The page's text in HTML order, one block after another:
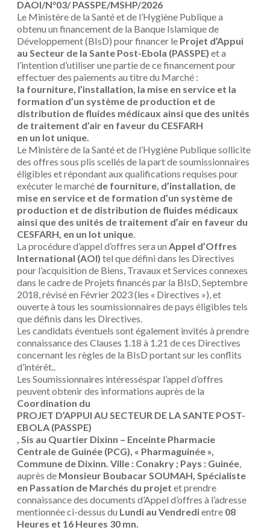
DAOI/N°03/ PASSPE/MSHP/2026
Le Ministère de la Santé et de l’Hygiène Publique a
obtenu un financement de la Banque Islamique de
Développement (BIsD) pour financer le Projet d’Appui
au Secteur de la Sante Post-Ebola (PASSPE) et a
l’intention d’utiliser une partie de ce financement pour
effectuer des paiements au titre du Marché :
la fourniture, l’installation, la mise en service et la
formation d’un système de production et de
distribution de fluides médicaux ainsi que des unités
de traitement d’air en faveur du CESFARH
en un lot unique.
Le Ministère de la Santé et de l’Hygiène Publique sollicite
des offres sous plis scellés de la part de soumissionnaires
éligibles et répondant aux qualifications requises pour
exécuter le marché de fourniture, d’installation, de
mise en service et de formation d’un système de
production et de distribution de fluides médicaux
ainsi que des unités de traitement d’air en faveur du
CESFARH, en un lot unique.
La procédure d’appel d’offres sera un Appel d’Offres
International (AOI) tel que défini dans les Directives
pour l’acquisition de Biens, Travaux et Services connexes
dans le cadre de Projets financés par la BIsD, Septembre
2018, révisé en Février 2023 (les « Directives »), et
ouverte à tous les soumissionnaires de pays éligibles tels
que définis dans les Directives.
Les candidats éventuels sont également invités à prendre
connaissance des Clauses 1.18 à 1.21 de ces Directives
concernant les règles de la BIsD portant sur les conflits
d’intérêt..
Les Soumissionnaires intéresséspar l’appel d’offres
peuvent obtenir des informations auprès de la
Coordination du
PROJET D’APPUI AU SECTEUR DE LA SANTE POST-
EBOLA (PASSPE)
, Sis au Quartier Dixinn – Enceinte Pharmacie
Centrale de Guinée (PCG), « Pharmaguinée »,
Commune de Dixinn. Ville : Conakry ; Pays : Guinée,
auprès de Monsieur Boubacar SOUMAH, Spécialiste
en Passation de Marchés du projet et prendre
connaissance des documents d’Appel d’offres à l’adresse
mentionnée ci-dessus du Lundi au Vendredientre 08
Heures et 16 Heures 30 mn.